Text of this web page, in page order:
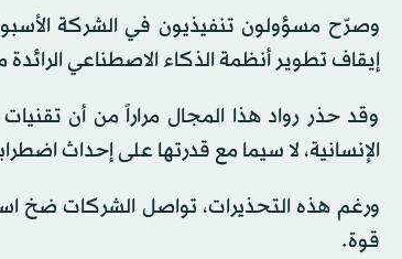
وصرّح مسؤولون تنفيذيون في الشركة
إيقاف تطوير أنظمة الذكاء الاصطناعي الرائدة
وقد حذر رواد هذا المجال مراراً من أن
الإنسانية، لا سيما مع قدرتها على إحداث
ورغم هذه التحذيرات، تواصل الشركات ضخ
قوة.